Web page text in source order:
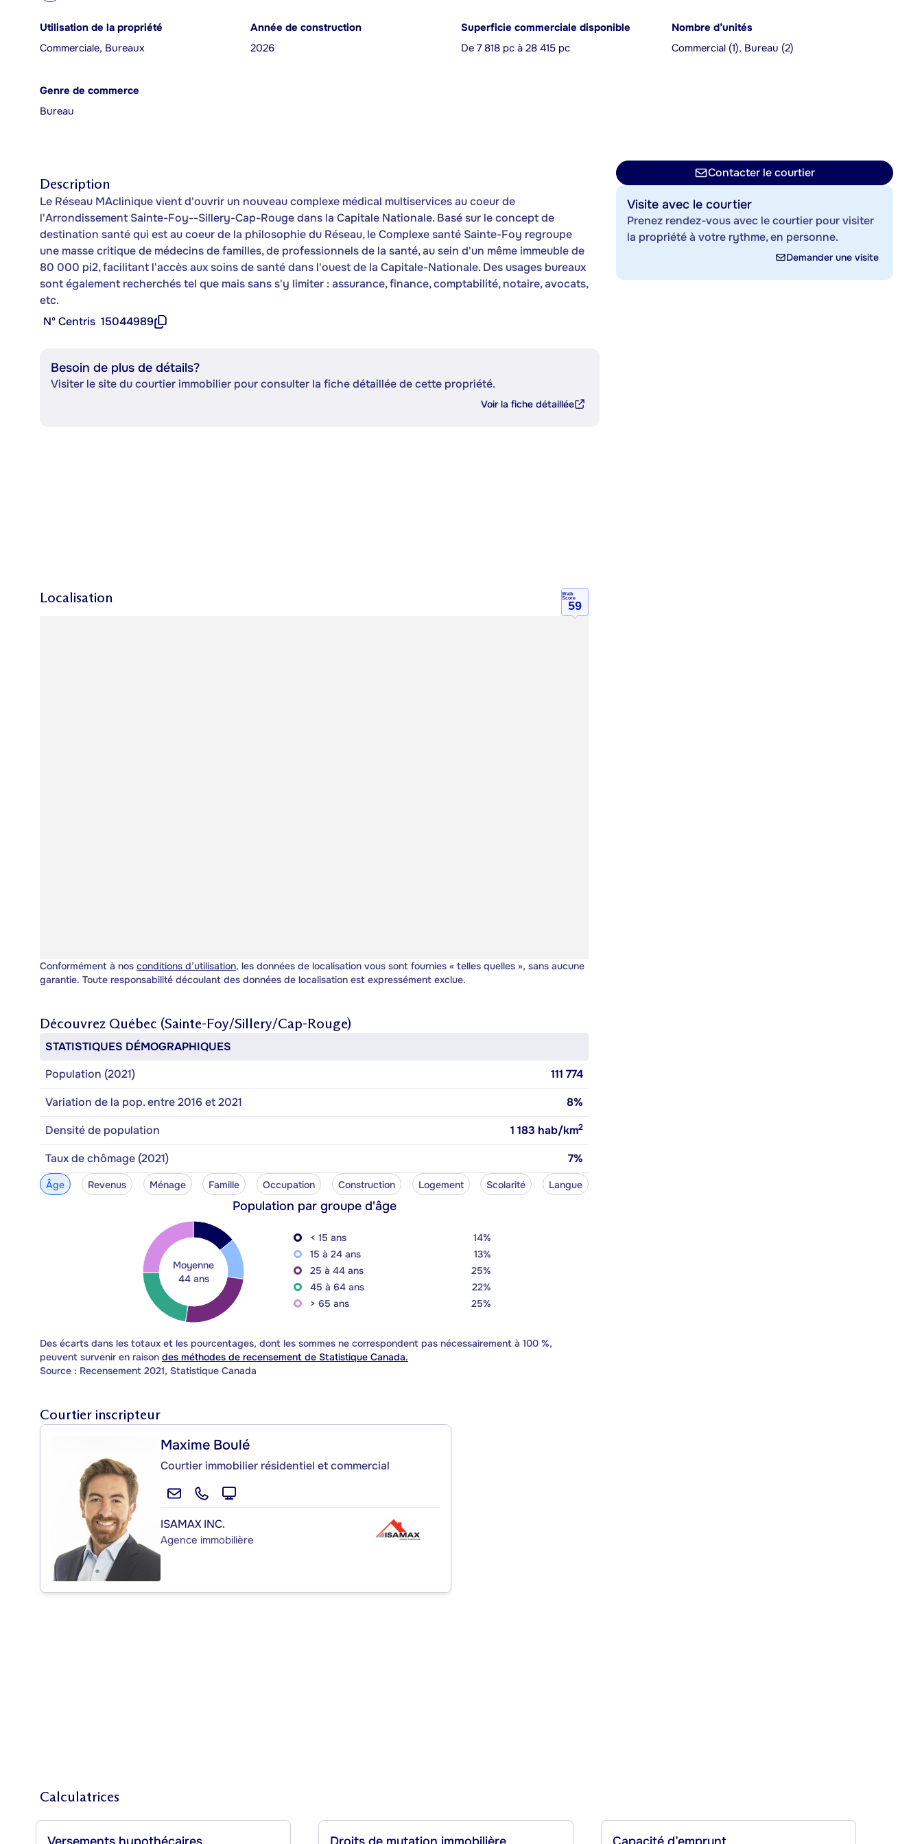
Utilisation de la propriété
Commerciale, Bureaux
Année de construction
2026
Superficie commerciale disponible
De 7 818 pc à 28 415 pc
Nombre d’unités
Commercial (1), Bureau (2)
Genre de commerce
Bureau
Description
Le Réseau MAclinique vient d'ouvrir un nouveau complexe médical multiservices au coeur de
l'Arrondissement Sainte-Foy--Sillery-Cap-Rouge dans la Capitale Nationale. Basé sur le concept de
destination santé qui est au coeur de la philosophie du Réseau, le Complexe santé Sainte-Foy regroupe
une masse critique de médecins de familles, de professionnels de la santé, au sein d'un même immeuble de
80 000 pi2, facilitant l'accès aux soins de santé dans l'ouest de la Capitale-Nationale. Des usages bureaux
sont également recherchés tel que mais sans s'y limiter : assurance, finance, comptabilité, notaire, avocats,
etc.
Nº Centris 15044989
Besoin de plus de détails?
Visiter le site du courtier immobilier pour consulter la fiche détaillée de cette propriété.
Voir la fiche détaillée
Localisation
Walk
Score
59
Conformément à nos conditions d’utilisation, les données de localisation vous sont fournies « telles quelles », sans aucune
garantie. Toute responsabilité découlant des données de localisation est expressément exclue.
Découvrez Québec (Sainte-Foy/Sillery/Cap-Rouge)
STATISTIQUES DÉMOGRAPHIQUES
Population (2021)
111 774
Variation de la pop. entre 2016 et 2021
8%
Densité de population
1 183 hab/km2
Taux de chômage (2021) 7%
Âge Revenus Ménage Famille Occupation Construction Logement Scolarité Langue
Population par groupe d'âge
Moyenne
44 ans
< 15 ans
14%
15 à 24 ans
13%
25 à 44 ans
25%
45 à 64 ans
22%
> 65 ans
25%
Des écarts dans les totaux et les pourcentages, dont les sommes ne correspondent pas nécessairement à 100 %,
peuvent survenir en raison des méthodes de recensement de Statistique Canada.
Source : Recensement 2021, Statistique Canada
Courtier inscripteur
Maxime Boulé
Courtier immobilier résidentiel et commercial
ISAMAX INC.
Agence immobilière
Contacter le courtier
Visite avec le courtier
Prenez rendez-vous avec le courtier pour visiter
la propriété à votre rythme, en personne.
Demander une visite
Calculatrices